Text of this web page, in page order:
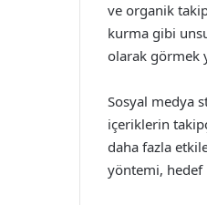
ve organik
kurma gibi
olarak görmek
Sosyal medya
içeriklerin
daha fazla
yöntemi, hedef